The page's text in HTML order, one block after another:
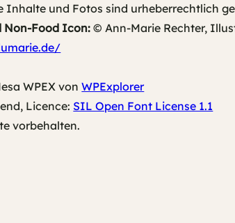
Inhalte und Fotos sind urheberrechtlich
Non-Food Icon:© Ann-Marie Rechter,
WPEX vonWPExplorer
Licence: SIL Open Font License 1.1
vorbehalten.